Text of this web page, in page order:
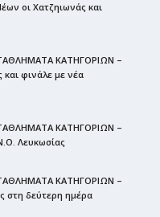
οι Χατζηιωνάς και
ΚΑΤΗΓΟΡΙΩΝ –
φινάλε με νέα
ΚΑΤΗΓΟΡΙΩΝ –
Λευκωσίας
ΚΑΤΗΓΟΡΙΩΝ –
στη δεύτερη ημέρα